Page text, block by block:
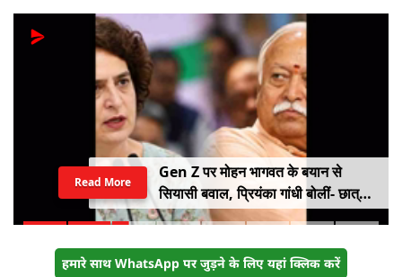
Gen Z पर मोहन भागवत के बयान से
सियासी बवाल, प्रियंका गांधी बोलीं- छात्रों
को किसी सर्टिफिकेट की जरूरत नहीं
Read More
हमारे साथ WhatsApp पर जुड़ने के लिए यहां क्लिक करें